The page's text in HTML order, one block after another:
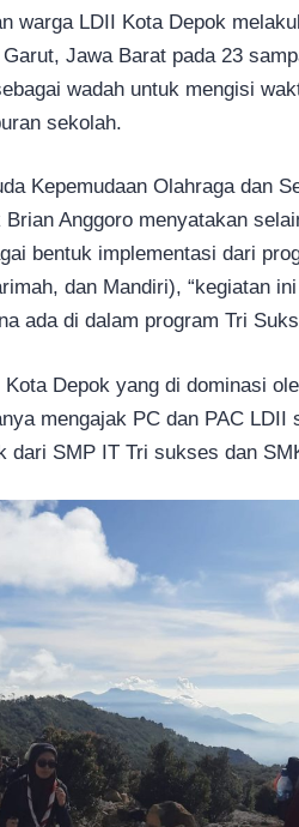
warga LDII Kota Depok
Jawa Barat pada 23
wadah untuk mengisi
sekolah.
Kepemudaan Olahraga dan
Anggoro menyatakan
bentuk implementasi dari
dan Mandiri), “kegiatan
ada di dalam program Tri
Depok yang di dominasi
mengajak PC dan PAC LDII
dari SMP IT Tri sukses dan